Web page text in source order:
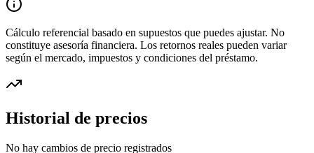
Cálculo referencial basado en supuestos que puedes ajustar. No
constituye asesoría financiera. Los retornos reales pueden variar
según el mercado, impuestos y condiciones del préstamo.
Historial de precios
No hay cambios de precio registrados